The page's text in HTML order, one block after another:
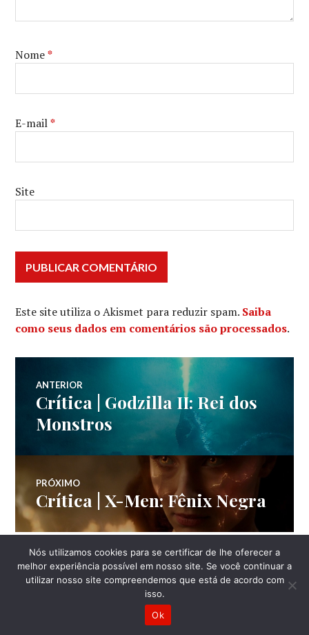
Nome*
E-mail*
Site
Este site utiliza o Akismet para reduzir spam. Saiba
como seus dados em comentários são processados.
Navegação
de
Post
ANTERIOR
Post
anterior:
Crítica | Godzilla II: Rei dos
Monstros
PRÓXIMO
Próximo
post:
Crítica | X-Men: Fênix Negra
LATERAL
Tema: Canard por
Nós utilizamos cookies para se certificar de lhe oferecer a
melhor experiência possível em nosso site. Se você continuar a
utilizar nosso site compreendemos que está de acordo com
isso.
Ok